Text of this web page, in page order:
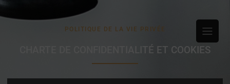
POLITIQUE DE LA VIE PRIVÉE
CHARTE DE CONFIDENTIALITÉ ET COOKIES